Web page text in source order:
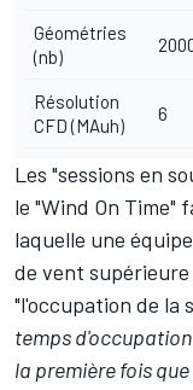
Géométries
(nb)
Résolution
CFD (MAuh)
6
Les "sessions en
le "Wind On Time"
laquelle une
de vent
"l'occupation de la
temps
la première fois